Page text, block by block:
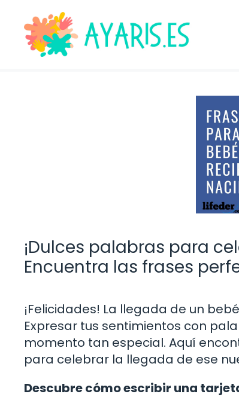
contenido
¡Dulces palabras para
Encuentra las frases
¡Felicidades! La llegada de un
Expresar tus sentimientos con
momento tan especial. Aquí
para celebrar la llegada de ese
Descubre cómo escribir una